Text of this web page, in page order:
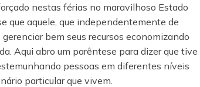
nestas férias no maravilhoso Estado
que aquele, que independentemente de
bem seus recursos economizando
Aqui abro um parêntese para dizer que tive
pessoas em diferentes níveis
particular que vivem.